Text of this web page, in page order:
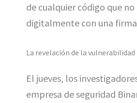
de cualquier código que
digitalmente con una
La revelación de la vulnerabilidad
El jueves, los
empresa de seguridad